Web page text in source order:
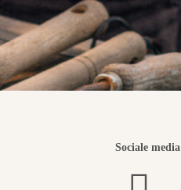
Sociale media